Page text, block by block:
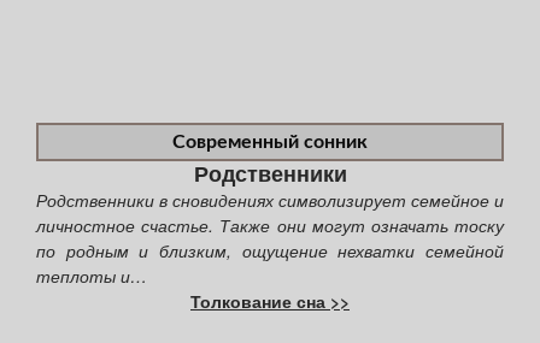
Современный сонник
Родственники
Родственники в сновидениях символизирует семейное и
личностное счастье. Также они могут означать тоску
по родным и близким, ощущение нехватки семейной
теплоты и…
Толкование сна >>